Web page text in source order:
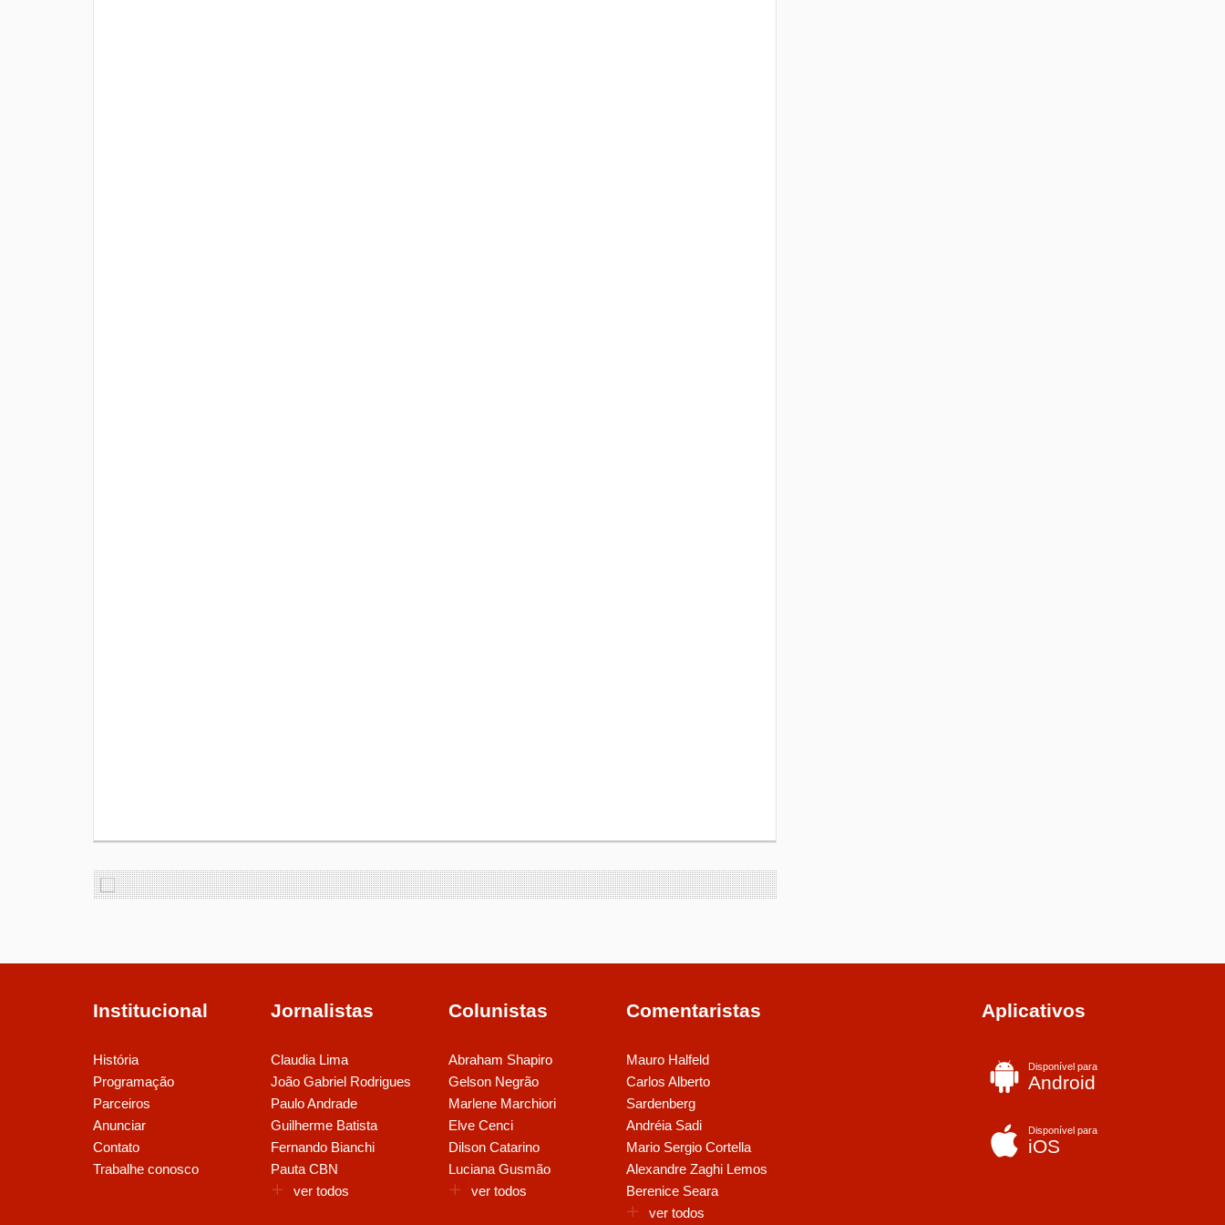
Institucional
História
Programação
Parceiros
Anunciar
Contato
Trabalhe conosco
Jornalistas
Claudia Lima
João Gabriel Rodrigues
Paulo Andrade
Guilherme Batista
Fernando Bianchi
Pauta CBN
ver todos
Colunistas
Abraham Shapiro
Gelson Negrão
Marlene Marchiori
Elve Cenci
Dilson Catarino
Luciana Gusmão
ver todos
Comentaristas
Mauro Halfeld
Carlos Alberto
Sardenberg
Andréia Sadi
Mario Sergio Cortella
Alexandre Zaghi Lemos
Berenice Seara
ver todos
Aplicativos
Disponível para
Android
Disponível para
iOS